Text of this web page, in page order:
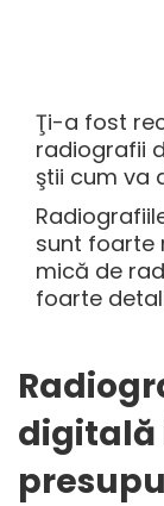
Ţi-a fost
radiografii
ştii cum va
sunt foarte
mică de
foarte
digitală